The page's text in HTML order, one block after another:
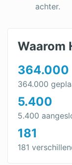
achter.
Waarom
364.000
364.000
5.400
5.400
181
181